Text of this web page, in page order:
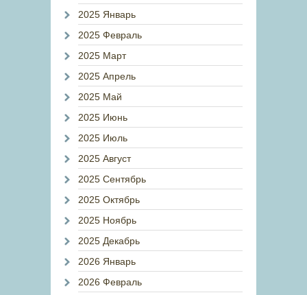
2025 Январь
2025 Февраль
2025 Март
2025 Апрель
2025 Май
2025 Июнь
2025 Июль
2025 Август
2025 Сентябрь
2025 Октябрь
2025 Ноябрь
2025 Декабрь
2026 Январь
2026 Февраль